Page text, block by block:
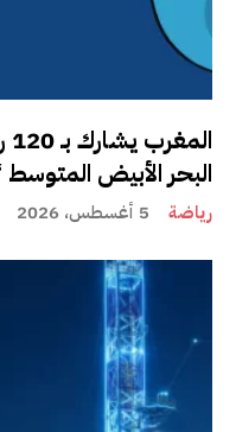
البحر الأبيض المتوسط
رياضة 5 أغسطس، 2026